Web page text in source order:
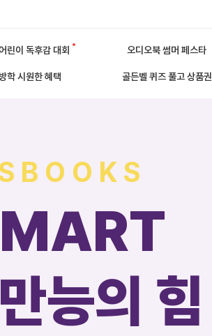
린이 독후감 대회 오디오북 썸머 페스타
학 시원한 혜택 골든벨 퀴즈 풀고 상품권
B O O K S
능의 힘